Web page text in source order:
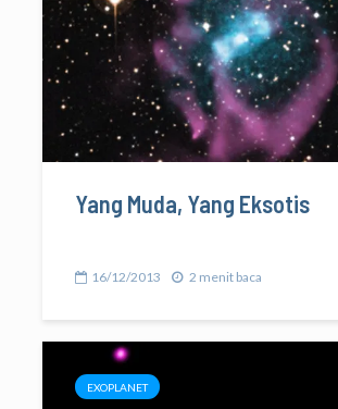
Yang Muda, Yang Eksotis
16/12/2013 2 menit baca
EXOPLANET